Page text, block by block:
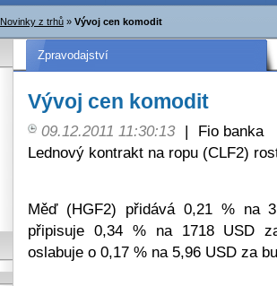
Novinky z trhů » Vývoj cen komodit
Zpravodajství
Vývoj cen komodit
09.12.2011 11:30:13 |
Fio banka
Lednový kontrakt na ropu (CLF2)
Měď (HGF2) přidává 0,21 % na
připisuje 0,34 % na 1718 USD
oslabuje o 0,17 % na 5,96 USD za